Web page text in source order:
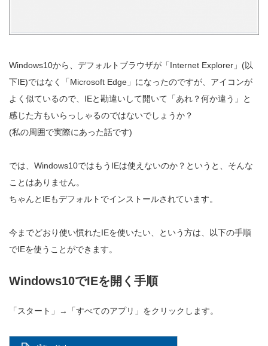
Windows10から、デフォルトブラウザが「Internet Explorer」(以
下IE)ではなく「Microsoft Edge」になったのですが、アイコンが
よく似ているので、IEと勘違いして開いて「あれ？何か違う」と
感じた方もいらっしゃるのではないでしょうか？
(私の周囲で実際にあった話です)
では、Windows10ではもうIEは使えないのか？というと、そんな
ことはありません。
ちゃんとIEもデフォルトでインストールされています。
今までどおり使い慣れたIEを使いたい、という方は、以下の手順
でIEを使うことができます。
Windows10でIEを開く手順
「スタート」→「すべてのアプリ」をクリックします。